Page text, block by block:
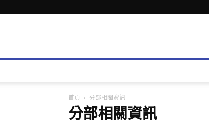
首頁 分部相關資訊
分部相關資訊